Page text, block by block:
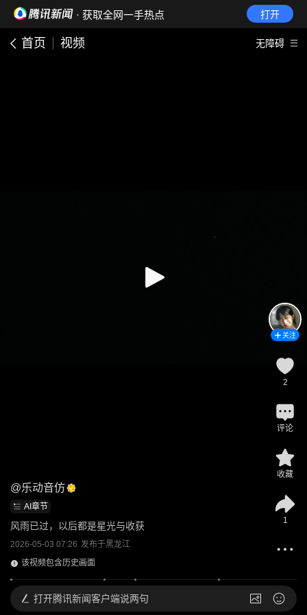
· 获取全网一手热点 打开
首页 视频 无障碍
@乐动音仿
AI章节
风雨已过，以后都是星光与收获
2026-05-03 07:26 发布于黑龙江
该视频包含历史画面
关注
2
评论
收藏
1
打开腾讯新闻客户端说两句